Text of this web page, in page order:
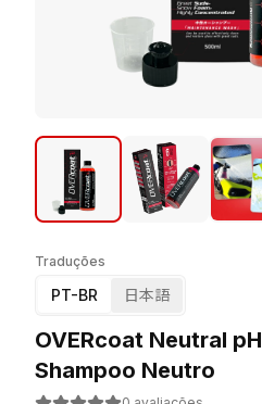
Traduções
PT-BR 日本語
OVERcoat Neutral pH
Shampoo Neutro